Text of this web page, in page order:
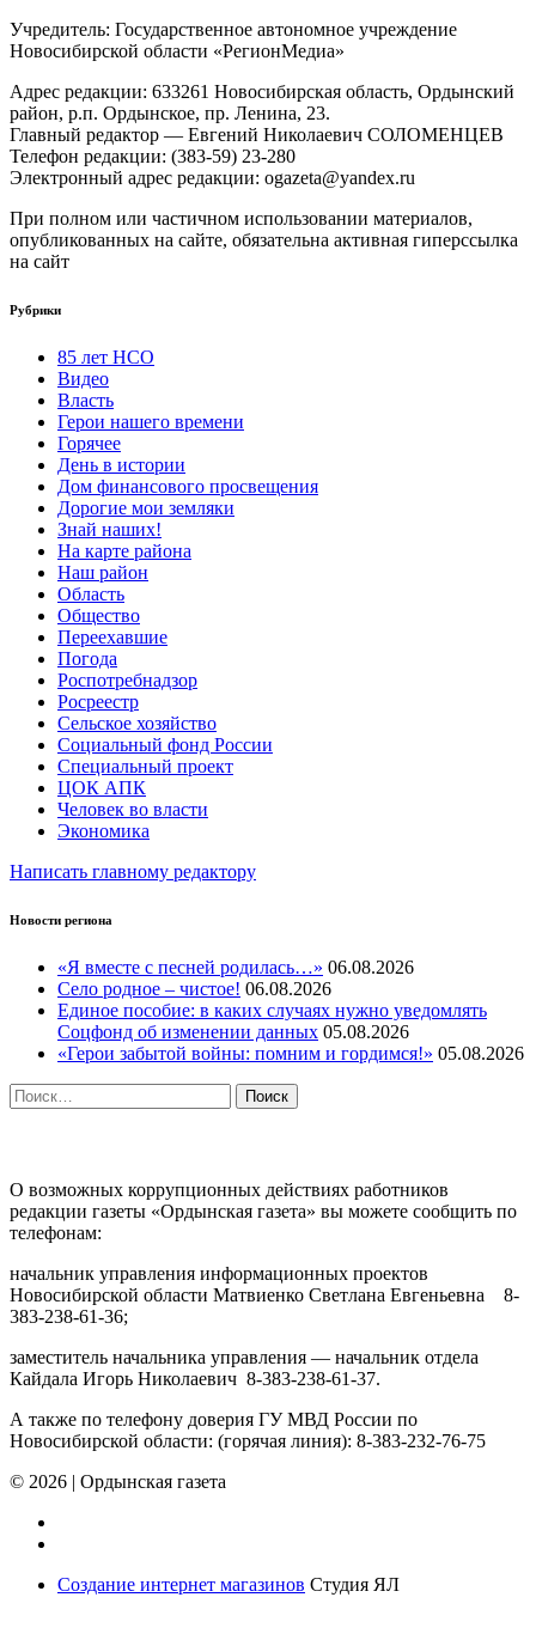
Учредитель: Государственное автономное учреждение
Новосибирской области «РегионМедиа»
Адрес редакции: 633261 Новосибирская область, Ордынский
район, р.п. Ордынское, пр. Ленина, 23.
Главный редактор — Евгений Николаевич СОЛОМЕНЦЕВ
Телефон редакции: (383-59) 23-280
Электронный адрес редакции: ogazeta@yandex.ru
При полном или частичном использовании материалов,
опубликованных на сайте, обязательна активная гиперссылка
на сайт
Рубрики
85 лет НСО
Видео
Власть
Герои нашего времени
Горячее
День в истории
Дом финансового просвещения
Дорогие мои земляки
Знай наших!
На карте района
Наш район
Область
Общество
Переехавшие
Погода
Роспотребнадзор
Росреестр
Сельское хозяйство
Социальный фонд России
Специальный проект
ЦОК АПК
Человек во власти
Экономика
Написать главному редактору
Новости региона
«Я вместе с песней родилась…» 06.08.2026
Село родное – чистое! 06.08.2026
Единое пособие: в каких случаях нужно уведомлять
Соцфонд об изменении данных 05.08.2026
«Герои забытой войны: помним и гордимся!» 05.08.2026
Найти:
О возможных коррупционных действиях работников
редакции газеты «Ордынская газета» вы можете сообщить по
телефонам:
начальник управления информационных проектов
Новосибирской области Матвиенко Светлана Евгеньевна 8-
383-238-61-36;
заместитель начальника управления — начальник отдела
Кайдала Игорь Николаевич 8-383-238-61-37.
А также по телефону доверия ГУ МВД России по
Новосибирской области: (горячая линия): 8-383-232-76-75
© 2026 | Ордынская газета
Создание интернет магазинов Студия ЯЛ